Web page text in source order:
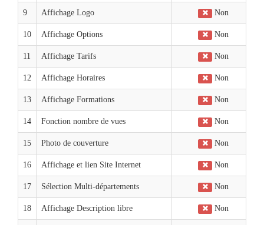
9 Affichage Logo Non
10 Affichage Options Non
11 Affichage Tarifs Non
12 Affichage Horaires Non
13 Affichage Formations Non
14 Fonction nombre de vues Non
15 Photo de couverture Non
16 Affichage et lien Site Internet Non
17 Sélection Multi-départements Non
18 Affichage Description libre Non